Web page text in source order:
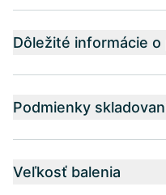
Dôležité informácie
Podmienky
Veľkosť balenia